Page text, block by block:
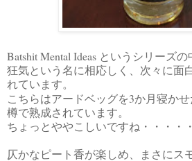
Batshit Mental Ideas というシリーズの
狂気という名に相応しく、次々に面
れています。
こちらはアードベッグを3か月寝か
樽で熟成されています。
ちょっとややこしいですね・・・・・
仄かなピート香が楽しめ、まさにス